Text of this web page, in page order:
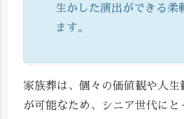
生かした演出ができる柔
ます。
家族葬は、個々の価値観や人生
が可能なため、シニア世代に